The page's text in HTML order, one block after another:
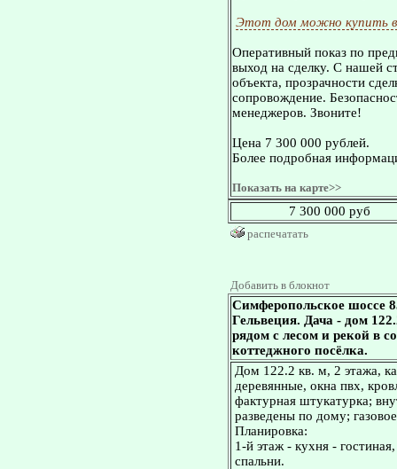
Этот дом можно купить
Оперативный показ по
выход на сделку. С нашей
объекта, прозрачности
сопровождение.
менеджеров. Звоните!
Цена 7 300 000 рублей.
Более подробная
Показать на карте>>
7 300 000 руб
распечатать
Добавить в блокнот
Симферопольское шоссе
Гельвеция. Дача - дом
рядом с лесом и рекой в
коттеджного посёлка.
Дом 122.2 кв. м, 2 этажа,
деревянные, окна пвх,
фактурная штукатурка;
разведены по дому;
Планировка:
1-й этаж - кухня -
спальни.